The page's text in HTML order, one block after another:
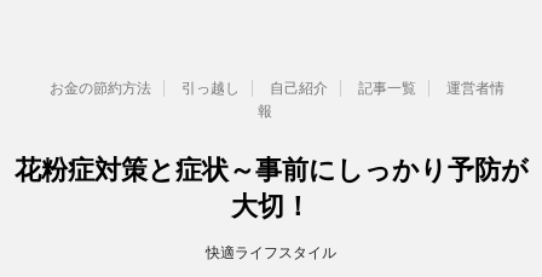
お金の節約方法 引っ越し 自己紹介 記事一覧
運営者情
報
花粉症対策と症状～事前にしっかり予防が
大切！
快適ライフスタイル